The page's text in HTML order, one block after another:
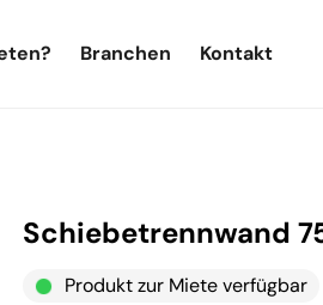
Branchen Kontakt
Schiebetrennwand
Produkt zur Miete verfügbar